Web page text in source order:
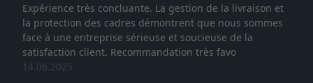
Expérience très concluante. La gestion de la livraison et
la protection des cadres démontrent que nous sommes
face à une entreprise sérieuse et soucieuse de la
satisfaction client. Recommandation très favo
14.06.2025